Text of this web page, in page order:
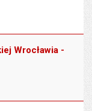
Wrocławia -